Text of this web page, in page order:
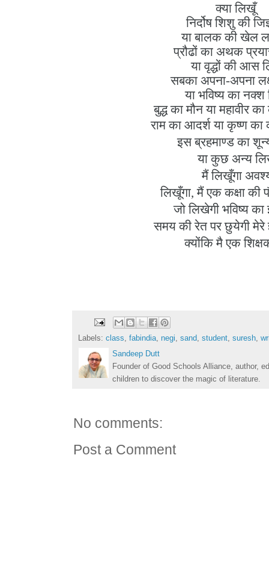
क्या लिखूँ
निर्दोष शिशु की
या बालक की खेल
प्रौढों का अथक
या वृद्धों की आस
सबका अपना-अपना
या भविष्य का नक्श
बुद्ध का मौन या महावीर का
राम का आदर्श या कृष्ण का
इस ब्रहमाण्ड का
या कुछ अन्य
मैं लिखूँगा
लिखूँगा, मैं एक कक्षा की
जो लिखेगी भविष्य का
समय की रेत पर छुयेगी मेरे
क्योंकि मै एक
Labels: class, fabindia, negi, sand, student, suresh,
Sandeep Dutt
Founder of Good Schools Alliance, author,
children to discover the magic of literature.
No comments:
Post a Comment